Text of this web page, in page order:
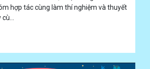
hợp tác cùng làm thí nghiệm và thuyết